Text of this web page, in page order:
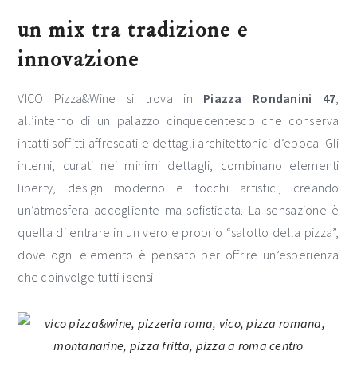
un mix tra tradizione e
innovazione
VICO Pizza&Wine si trova in Piazza Rondanini 47,
all’interno di un palazzo cinquecentesco che conserva
intatti soffitti affrescati e dettagli architettonici d’epoca. Gli
interni, curati nei minimi dettagli, combinano elementi
liberty, design moderno e tocchi artistici, creando
un’atmosfera accogliente ma sofisticata. La sensazione è
quella di entrare in un vero e proprio “salotto della pizza”,
dove ogni elemento è pensato per offrire un’esperienza
che coinvolge tutti i sensi.